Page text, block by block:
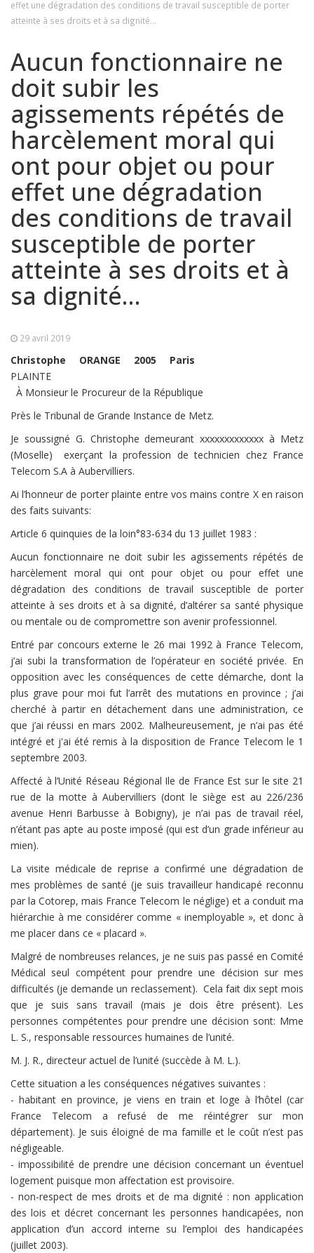
effet une dégradation des conditions de travail susceptible de porter
atteinte à ses droits et à sa dignité…
Aucun fonctionnaire ne
doit subir les
agissements répétés de
harcèlement moral qui
ont pour objet ou pour
effet une dégradation
des conditions de travail
susceptible de porter
atteinte à ses droits et à
sa dignité…
29 avril 2019
Christophe ORANGE 2005
Paris
PLAINTE
À Monsieur le Procureur de la République
Près le Tribunal de Grande Instance de Metz.
Je soussigné G. Christophe demeurant xxxxxxxxxxxxx à Metz
(Moselle) exerçant la profession de technicien chez France
Telecom S.A à Aubervilliers.
Ai l’honneur de porter plainte entre vos mains contre X en raison
des faits suivants:
Article 6 quinquies de la loin°83-634 du 13 juillet 1983 :
Aucun fonctionnaire ne doit subir les agissements répétés de
harcèlement moral qui ont pour objet ou pour effet une
dégradation des conditions de travail susceptible de porter
atteinte à ses droits et à sa dignité, d’altérer sa santé physique
ou mentale ou de compromettre son avenir professionnel.
Entré par concours externe le 26 mai 1992 à France Telecom,
j’ai subi la transformation de l’opérateur en société privée. En
opposition avec les conséquences de cette démarche, dont la
plus grave pour moi fut l’arrêt des mutations en province ; j’ai
cherché à partir en détachement dans une administration, ce
que j’ai réussi en mars 2002. Malheureusement, je n’ai pas été
intégré et j'ai été remis à la disposition de France Telecom le 1
septembre 2003.
Affecté à l’Unité Réseau Régional Ile de France Est sur le site 21
rue de la motte à Aubervilliers (dont le siège est au 226/236
avenue Henri Barbusse à Bobigny), je n’ai pas de travail réel,
n’étant pas apte au poste imposé (qui est d’un grade inférieur au
mien).
La visite médicale de reprise a confirmé une dégradation de
mes problèmes de santé (je suis travailleur handicapé reconnu
par la Cotorep, mais France Telecom le néglige) et a conduit ma
hiérarchie à me considérer comme « inemployable », et donc à
me placer dans ce « placard ».
Malgré de nombreuses relances, je ne suis pas passé en Comité
Médical seul compétent pour prendre une décision sur mes
difficultés (je demande un reclassement). Cela fait dix sept mois
que je suis sans travail (mais je dois être présent). Les
personnes compétentes pour prendre une décision sont: Mme
L. S., responsable ressources humaines de l’unité.
M. J. R., directeur actuel de l’unité (succède à M. L.).
Cette situation a les conséquences négatives suivantes :
- habitant en province, je viens en train et loge à l’hôtel (car
France Telecom a refusé de me réintégrer sur mon
département). Je suis éloigné de ma famille et le coût n’est pas
négligeable.
- impossibilité de prendre une décision concernant un éventuel
logement puisque mon affectation est provisoire.
- non-respect de mes droits et de ma dignité : non application
des lois et décret concernant les personnes handicapées, non
application d’un accord interne su l’emploi des handicapées
(juillet 2003).